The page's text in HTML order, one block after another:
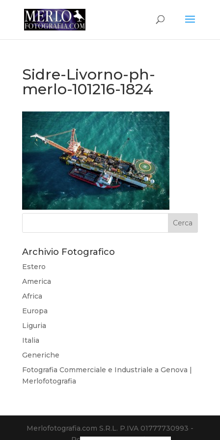
Sidre-Livorno-ph-
merlo-101216-1824
Archivio Fotografico
Estero
America
Africa
Europa
Liguria
Italia
Generiche
Fotografia Commerciale e Industriale a Genova |
Merlofotografia
Merlofotografia.com S.R.L. P.IVA 01777730993 -